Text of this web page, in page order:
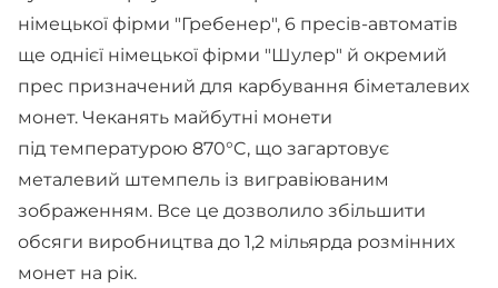
німецької фірми "Гребенер", 6 пресів-автоматів
ще однієї німецької фірми "Шулер" й окремий
прес призначений для карбування біметалевих
монет. Чеканять майбутні монети
під температурою 870°C, що загартовує
металевий штемпель із вигравіюваним
зображенням. Все це дозволило збільшити
обсяги виробництва до 1,2 мільярда розмінних
монет на рік.